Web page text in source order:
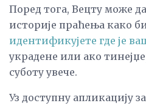
Поред тога, Вецту може
историје праћења како
идентификујете где је
украдене или ако
суботу увече.
Уз доступну апликацију